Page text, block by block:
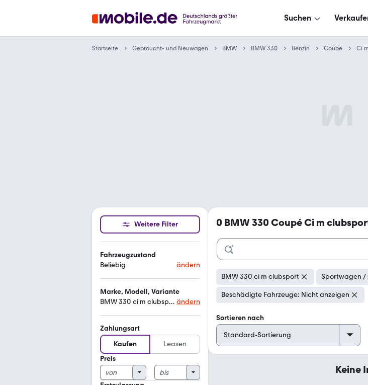
Suchen
Startseite Gebraucht- und Neuwagen BMW BMW 330 Benzin Coupe Ci
Weitere Filter
Fahrzeugzustand
Beliebig
ändern
Marke, Modell, Variante
BMW 330 ci m clubsport ändern
Zahlungsart
Kaufen
Leasen
Preis
0 BMW 330 Coupé Ci m
BMW 330 ci m clubsport Sportwagen /
Beschädigte Fahrzeuge: Nicht anzeigen
Sortieren nach
Keine